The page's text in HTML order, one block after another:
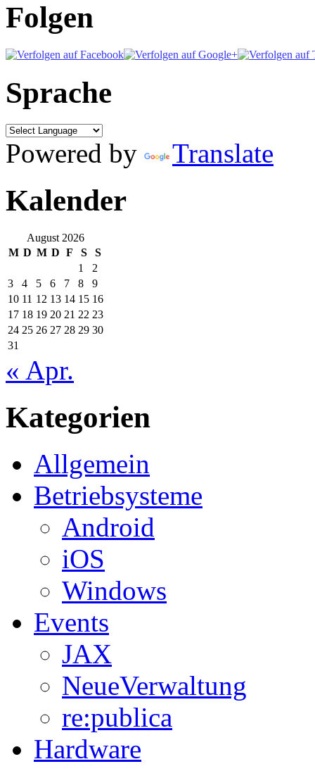
Folgen
Sprache
Powered by Translate
Kalender
August 2026
M D M D F S
S
1
2
3
4 5 6 7 8
9
10 11 12 13 14 15 16
17 18 19 20 21 22 23
24 25 26 27 28 29 30
31
« Apr.
Kategorien
Allgemein
Betriebsysteme
Android
iOS
Windows
Events
JAX
NeueVerwaltung
re:publica
Hardware